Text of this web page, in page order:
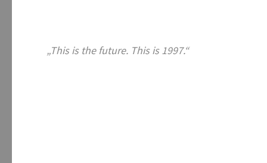
„This is the future. This is 1997.“